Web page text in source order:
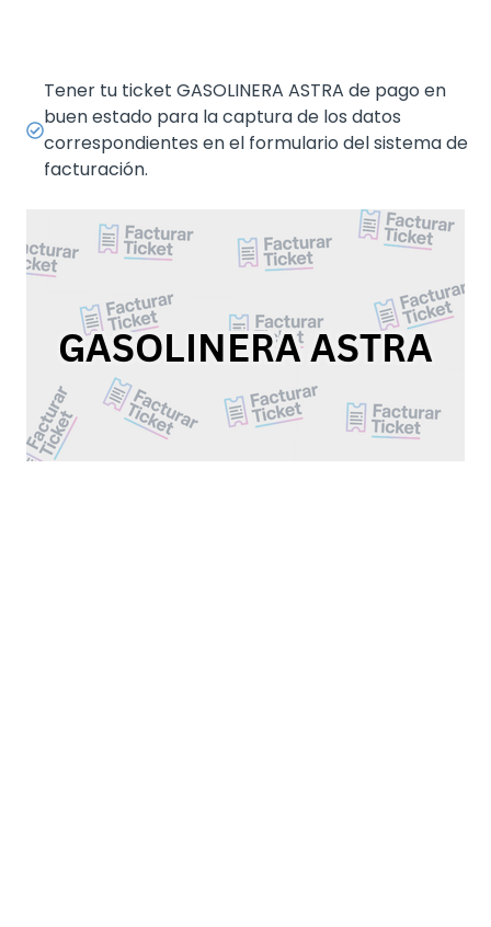
Tener tu ticket GASOLINERA ASTRA de pago en
buen estado para la captura de los datos
correspondientes en el formulario del sistema de
facturación.